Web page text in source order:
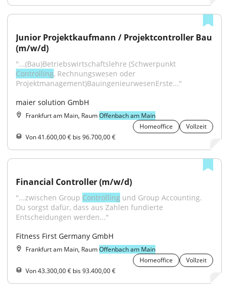
Junior Projektkaufmann / Projektcontroller Bau
(m/w/d)
Controlling, Rechnungswesen oder
Projektmanagement)BauingenieurwesenErste..."
maier solution GmbH
Frankfurt am Main, RaumOffenbach am Main
Homeoffice
Vollzeit
Von 41.600,00 € bis 96.700,00 €
Financial Controller (m/w/d)
"...zwischen Group Controlling und Group Accounting.
Du sorgst dafür, dass aus Zahlen fundierte
Entscheidungen werden..."
Fitness First Germany GmbH
Frankfurt am Main, RaumOffenbach am Main
Homeoffice
Vollzeit
Von 43.300,00 € bis 93.400,00 €